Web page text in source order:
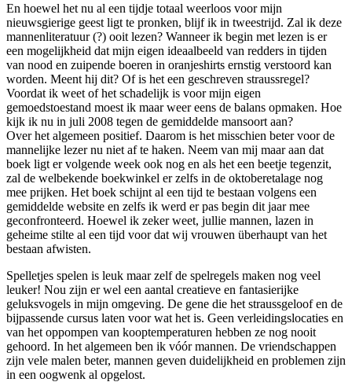
En hoewel het nu al een tijdje totaal weerloos voor mijn
nieuwsgierige geest ligt te pronken, blijf ik in tweestrijd. Zal ik deze
mannenliteratuur (?) ooit lezen? Wanneer ik begin met lezen is er
een mogelijkheid dat mijn eigen ideaalbeeld van redders in tijden
van nood en zuipende boeren in oranjeshirts ernstig verstoord kan
worden. Meent hij dit? Of is het een geschreven straussregel?
Voordat ik weet of het schadelijk is voor mijn eigen
gemoedstoestand moest ik maar weer eens de balans opmaken. Hoe
kijk ik nu in juli 2008 tegen de gemiddelde mansoort aan?
Over het algemeen positief. Daarom is het misschien beter voor de
mannelijke lezer nu niet af te haken. Neem van mij maar aan dat
boek ligt er volgende week ook nog en als het een beetje tegenzit,
zal de welbekende boekwinkel er zelfs in de oktoberetalage nog
mee prijken. Het boek schijnt al een tijd te bestaan volgens een
gemiddelde website en zelfs ik werd er pas begin dit jaar mee
geconfronteerd. Hoewel ik zeker weet, jullie mannen, lazen in
geheime stilte al een tijd voor dat wij vrouwen überhaupt van het
bestaan afwisten.
Spelletjes spelen is leuk maar zelf de spelregels maken nog veel
leuker! Nou zijn er wel een aantal creatieve en fantasierijke
geluksvogels in mijn omgeving. De gene die het straussgeloof en de
bijpassende cursus laten voor wat het is. Geen verleidingslocaties en
van het oppompen van kooptemperaturen hebben ze nog nooit
gehoord. In het algemeen ben ik vóór mannen. De vriendschappen
zijn vele malen beter, mannen geven duidelijkheid en problemen zijn
in een oogwenk al opgelost.